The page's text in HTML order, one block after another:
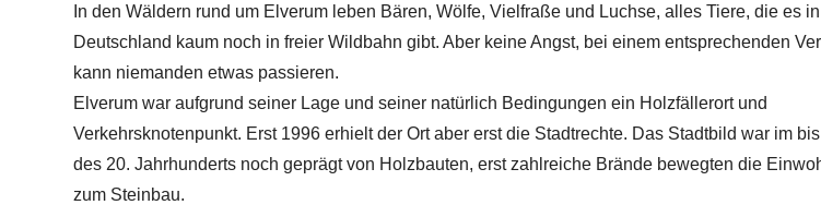
In den Wäldern rund um Elverum leben Bären, Wölfe, Vielfraße und Luchse, alles Tiere, die es in
Deutschland kaum noch in freier Wildbahn gibt. Aber keine Angst, bei einem entsprechenden
kann niemanden etwas passieren.
Elverum war aufgrund seiner Lage und seiner natürlich Bedingungen ein Holzfällerort und
Verkehrsknotenpunkt. Erst 1996 erhielt der Ort aber erst die Stadtrechte. Das Stadtbild war im
des 20. Jahrhunderts noch geprägt von Holzbauten, erst zahlreiche Brände bewegten die
zum Steinbau.